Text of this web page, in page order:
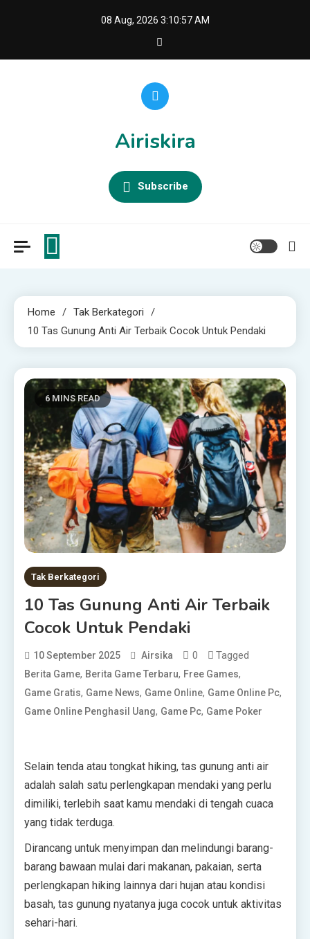
08 Aug, 2026 3:10:59 AM
Airiskira
Subscribe
Home
Tak Berkategori
10 Tas Gunung Anti Air Terbaik Cocok Untuk Pendaki
6 MINS READ
Tak Berkategori
10 Tas Gunung Anti Air Terbaik
Cocok Untuk Pendaki
10 September 2025 Airsika 0 Tagged
Berita Game, Berita Game Terbaru, Free Games,
Game Gratis, Game News, Game Online, Game Online Pc,
Game Online Penghasil Uang, Game Pc, Game Poker
Selain tenda atau tongkat hiking, tas gunung anti air
adalah salah satu perlengkapan mendaki yang perlu
dimiliki, terlebih saat kamu mendaki di tengah cuaca
yang tidak terduga.
Dirancang untuk menyimpan dan melindungi barang-
barang bawaan mulai dari makanan, pakaian, serta
perlengkapan hiking lainnya dari hujan atau kondisi
basah, tas gunung nyatanya juga cocok untuk aktivitas
sehari-hari.